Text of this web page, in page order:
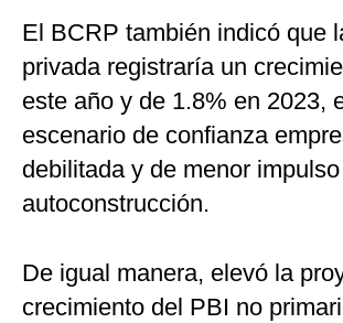
El BCRP también indicó que
privada registraría un
este año y de 1.8% en 2023,
escenario de confianza
debilitada y de menor
autoconstrucción.
De igual manera, elevó la
crecimiento del PBI no